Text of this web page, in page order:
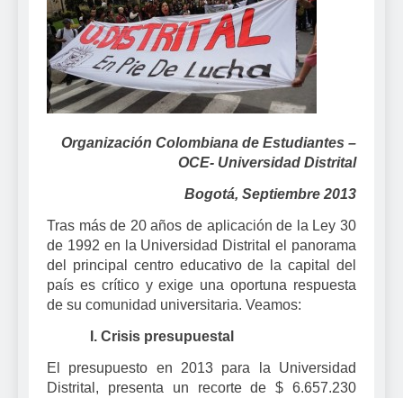
Organización Colombiana de Estudiantes –
OCE- Universidad Distrital
Bogotá, Septiembre 2013
Tras más de 20 años de aplicación de la Ley 30
de 1992 en la Universidad Distrital el panorama
del principal centro educativo de la capital del
país es crítico y exige una oportuna respuesta
de su comunidad universitaria. Veamos:
I. Crisis presupuestal
El presupuesto en 2013 para la Universidad
Distrital, presenta un recorte de $ 6.657.230